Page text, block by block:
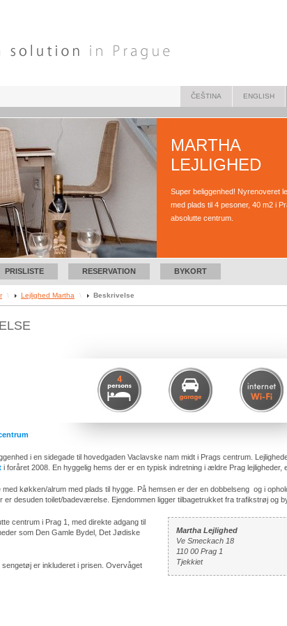
ČEŠTINA ENGLISH
MARTHA
LEJLIGHED
Super beliggenhed! Nyrenoveret
med plads til 4 pesoner, 40 m2 i
absolutte centrum.
PRISLISTE RESERVATION BYKORT
\ Lejlighed Martha \ Beskrivelse
i en sidegade til hovedgaden Vaclavske nam midt i Prags centrum.
i foråret 2008. En hyggelig hems der er en typisk indretning i ældre Prag lejligheder,
køkken/alrum med plads til hygge. På hemsen er der en dobbelseng og i
desuden toilet/badeværelse. Ejendommen ligger tilbagetrukket fra trafikstrøj og
Martha Lejlighed
Ve Smeckach 18
110 00 Prag 1
Tjekkiet
centrum i Prag 1, med direkte adgang til
som Den Gamle Bydel, Det Jødiske
er inkluderet i prisen. Overvåget